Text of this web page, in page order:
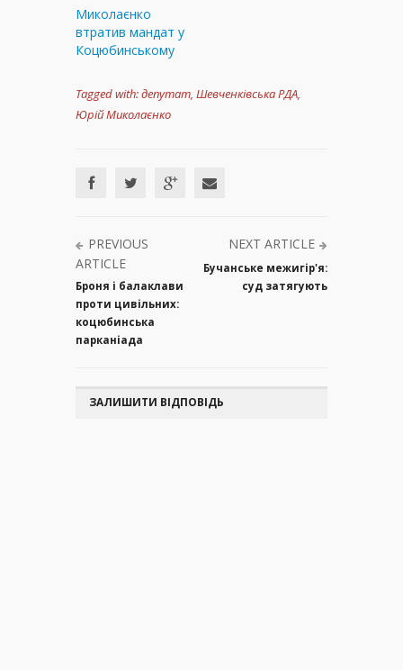
Миколаєнко
втратив мандат у
Коцюбинському
Tagged with:депутат, Шевченківська РДА,
Юрій Миколаєнко
PREVIOUS
ARTICLE
Броня і балаклави
проти цивільних:
коцюбинська
парканіада
NEXT ARTICLE
Бучанське межигір'я:
суд затягують
ЗАЛИШИТИ ВІДПОВІДЬ